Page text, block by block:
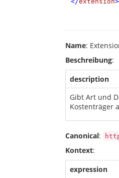
Name:
Beschreibung:
description
Gibt Art und
Kostenträger
Canonical:
Kontext:
expression